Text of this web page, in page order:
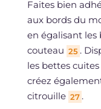
Faites bien
aux bords du
en égalisant les
couteau 25 .
les bettes
créez
citrouille 27 .